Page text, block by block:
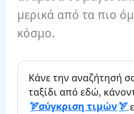
μερικά από τα πιο
κόσμο.
Κάνε την αναζήτησή
ταξίδι από εδώ,
σύγκριση τιμών